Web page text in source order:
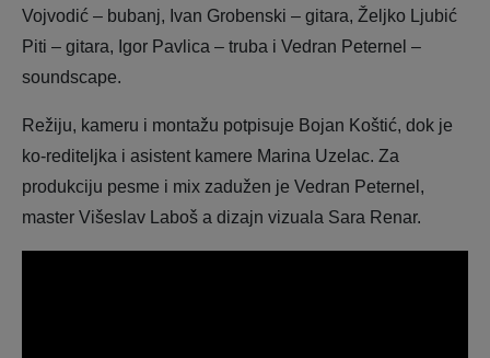
Vojvodić – bubanj, Ivan Grobenski – gitara, Željko Ljubić
Piti – gitara, Igor Pavlica – truba i Vedran Peternel –
soundscape.
Režiju, kameru i montažu potpisuje Bojan Koštić, dok je
ko-rediteljka i asistent kamere Marina Uzelac. Za
produkciju pesme i mix zadužen je Vedran Peternel,
master Višeslav Laboš a dizajn vizuala Sara Renar.